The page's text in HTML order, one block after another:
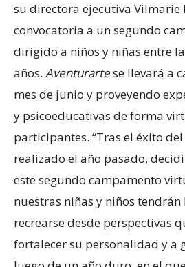
su directora ejecutiva Vilmarie
convocatoria a un segundo
dirigido a niños y niñas entre
años. Aventurartese llevará a
mes de junio y proveyendo
y psicoeducativas de forma
participantes. “Tras el éxito
realizado el año pasado,
este segundo campamento
nuestras niñas y niños
recrearse desde perspectivas
fortalecer su personalidad y a